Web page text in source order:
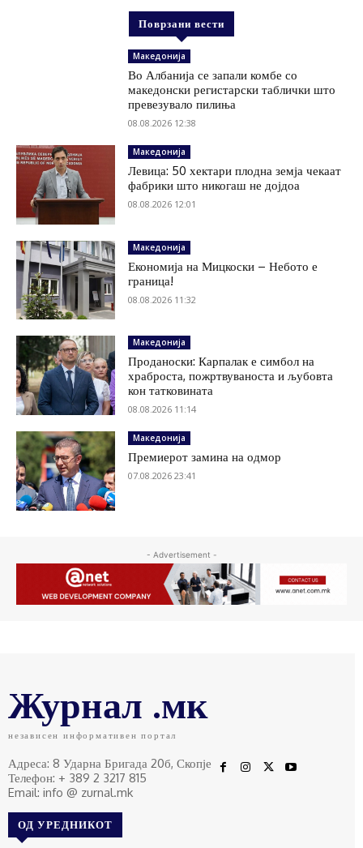
Поврзани вести
Македонија
Во Албанија се запали комбе со
македонски регистарски таблички што
превезувало пилиња
08.08.2026 12:38
Македонија
Левица: 50 хектари плодна земја чекаат
фабрики што никогаш не дојдоа
08.08.2026 12:01
Македонија
Економија на Мицкоски – Небото е
граница!
08.08.2026 11:32
Македонија
Проданоски: Карпалак е симбол на
храброста, пожртвуваноста и љубовта
кон татковината
08.08.2026 11:14
Македонија
Премиерот замина на одмор
07.08.2026 23:41
- Advertisement -
Журнал .мк
независен информативен портал
Адреса: 8 Ударна Бригада 20б, Скопје
Телефон: + 389 2 3217 815
Email: info @ zurnal.mk
ОД УРЕДНИКОТ